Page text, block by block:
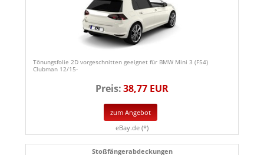
Tönungsfolie 2D vorgeschnitten geeignet für BMW Mini 3 (F54)
Clubman 12/15-
Preis:38,77 EUR
zum Angebot
eBay.de (*)
Stoßfängerabdeckungen